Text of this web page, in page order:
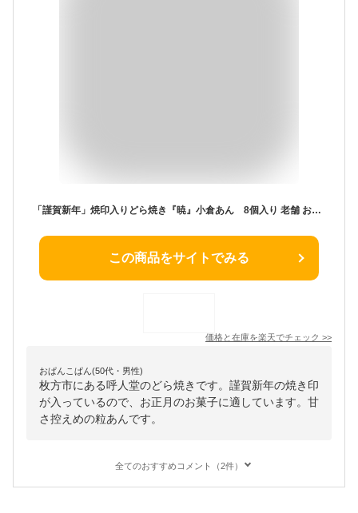
「謹賀新年」焼印入りどら焼き『暁』小倉あん 8個入り 老舗 お菓子 和菓子 和スイーツ ギフト 贈り物 お土産 おみやげ 手土産 お祝い 御祝 お年賀 御年賀 正月 元日 元旦 御挨拶 ご挨拶 プチギフト どらやき 大阪 呼人堂
この商品をサイトでみる
価格と在庫を楽天でチェック >>
おぱんこぱん(50代・男性)
枚方市にある呼人堂のどら焼きです。謹賀新年の焼き印
が入っているので、お正月のお菓子に適しています。甘
さ控えめの粒あんです。
全てのおすすめコメント（2件）